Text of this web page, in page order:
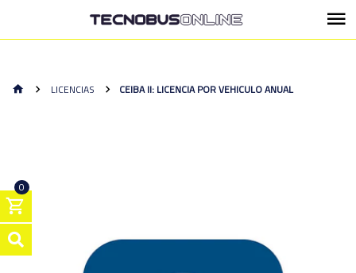
0
LICENCIAS CEIBA II: LICENCIA POR VEHICULO ANUAL